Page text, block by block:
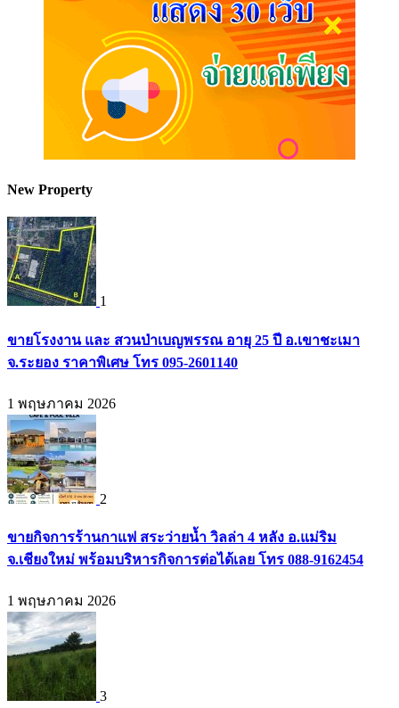
New Property
1
ขายโรงงาน และ สวนป่าเบญพรรณ อายุ 25 ปี อ.เขาชะเมา
จ.ระยอง ราคาพิเศษ โทร 095-2601140
1 พฤษภาคม 2026
2
ขายกิจการร้านกาแฟ สระว่ายน้ำ วิลล่า 4 หลัง อ.แม่ริม
จ.เชียงใหม่ พร้อมบริหารกิจการต่อได้เลย โทร 088-9162454
1 พฤษภาคม 2026
3